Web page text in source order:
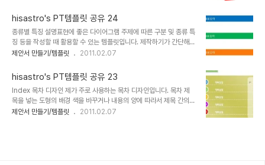
혹, 사용할 수 없다고 생각하실지 몰..
색감에 대한 부분인데, 연관성에 대한 부분을 표현하는 경우 색상의 변
화가 연결되는 느낌을 줌으로써 시각적으로 전달하고자 하는 주제와
일치시키는 효과를 얻도록 합니다. 하지만, 그 무엇보다도 제안서의 가
장 중요한 목적은 설득력에 있음을 주지하고자 합니다. ^^ 상업용이 아
니라면 마음껏 사용하셔도 좋습니다. 그렇지만, 따뜻한 댓글(또는 트
만 하도록 하겠습니다. 물론 hisa..
hisastro's PT템플릿 공유 24
종류별 특징 설명표현에 좋은 다이어그램 주제에 따른 구분 및 종류 특
징 등을 작성할 때 활용할 수 있는 템플릿입니다. 제작하기가 간단해서
따라 만드는 것으로 템플릿 공유는 하지 않아도 되겠다 생각했는데, 그
다. 나름 깔끔한 디자인이고 어떤 내용에든 잘 어울릴 수 있다는 생각
입니다. 아무쪼록 좋은 제안서 만드시는데 조금이나마 도움이 되셨으
면 합니다. 고맙습니다. (_ _) 상업용이 아니라면 마음껏 사용하셔도
좋습니다. 그렇지만, 따뜻한 댓글(또는 트랙백).. 남겨주시길... ^^ 템플
릿의 배포는 원칙적으로 이곳 블로그에서만 하도록 하겠습니다. 물론
제안서 만들기/템플릿 2011.02.07
hisastro's PT템플릿 공유 23
Index 목차 디자인 제가 주로 사용하는 목차 디자인입니다. 목차 제
목을 넣는 도형의 배경 색을 바꾸거나 내용의 양에 따라서 제목 간의
간격을 조절하고, 복사 붙이기(Ctrl + C / Ctrl + V)를 사용하여 제목
제안서 만들기/템플릿 2011.02.07